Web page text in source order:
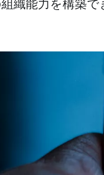
織能力を構築で